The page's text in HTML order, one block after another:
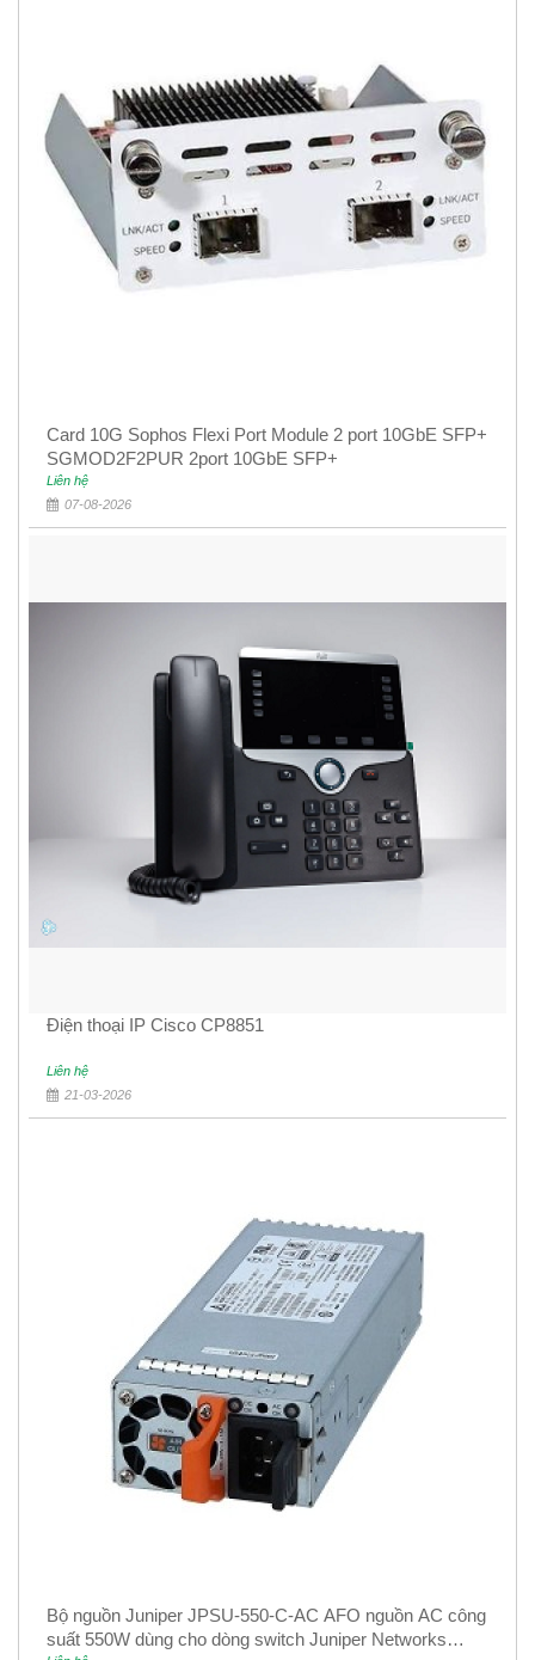
Card 10G Sophos Flexi Port Module 2 port 10GbE SFP+
SGMOD2F2PUR 2port 10GbE SFP+
Liên hệ
07-08-2026
Điện thoại IP Cisco CP8851
Liên hệ
21-03-2026
Bộ nguồn Juniper JPSU-550-C-AC AFO nguồn AC công
suất 550W dùng cho dòng switch Juniper Networks